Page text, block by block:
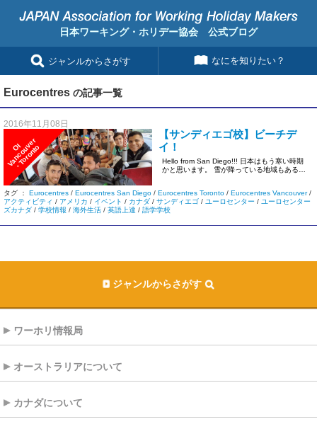
日本ワーキング・ホリデー協会 公式ブログ
ジャンルからさがす なにを知りたい？
Eurocentres の記事一覧
2016年11月08日
O
I
V
a
n
c
o
u
v
e
r
・
T
o
r
o
n
t
o
【サンディエゴ校】ビーチデ
イ！
Hello from San Diego!!! 日本はもう寒い時期
かと思います。 雪が降っている地域もあるよ
タグ ： Eurocentres / Eurocentres San Diego / Eurocentres Toronto / Eurocentres Vancouver/
アクティビティ / アメリカ / イベント / カナダ / サンディエゴ / ユーロセンター / ユーロセンター
ズカナダ / 学校情報 / 海外生活 / 英語上達 / 語学学校
ジャンルからさがす
ワーホリ情報局
オーストラリアについて
カナダについて